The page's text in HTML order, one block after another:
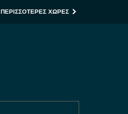
ΠΕΡΙΣΣΌΤΕΡΕΣ ΧΏΡΕΣ